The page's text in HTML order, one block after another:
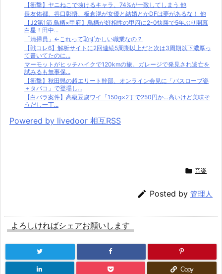
【衝撃】ヤニねこで抜けるキャラ、74%が一致してしまう 他
長友佑都、谷口彰悟、板倉滉が女優と結婚とかDFは夢があるな！ 他
【J2第1節 鳥栖×甲府】鳥栖が好相性の甲府に2-0快勝で5年ぶり開幕
白星！田中...
「清掃員」←これって恥ずかしい職業なの？
【戦コレ6】解析サイトに2回連続5周期以上だと次は3周期以下濃厚っ
て書いてたのに...
マーモットがヒッチハイクで120kmの旅。ガレージで発見され逃亡を
試みるも無事保...
【衝撃】秋田県の超エリート幹部、オンライン会見に「バスローブ姿
＋タバコ」で登場し...
【白バラ案件】高級豆腐ワイ「150g×2丁で250円か…高いけど美味そ
うだし一丁...
Powered by livedoor 相互RSS
 音楽
 Posted by 管理人
よろしければシェアお願いします
Copy